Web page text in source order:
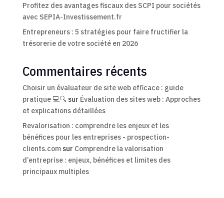
Profitez des avantages fiscaux des SCPI pour sociétés
avec SEPIA-Investissement.fr
Entrepreneurs : 5 stratégies pour faire fructifier la
trésorerie de votre société en 2026
Commentaires récents
Choisir un évaluateur de site web efficace : guide
pratique 💻🔍 sur Évaluation des sites web : Approches
et explications détaillées
Revalorisation : comprendre les enjeux et les
bénéfices pour les entreprises - prospection-
clients.comsur Comprendre la valorisation
d’entreprise : enjeux, bénéfices et limites des
principaux multiples